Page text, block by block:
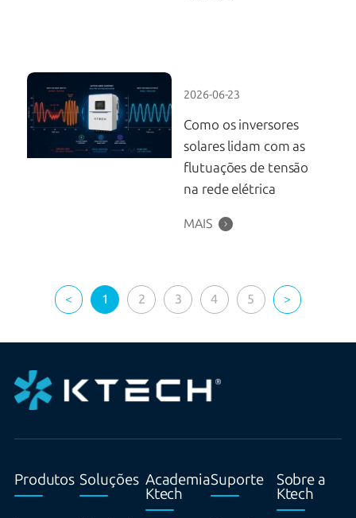
2026-06-23
Como os inversores
solares lidam com as
flutuações de tensão
na rede elétrica
MAIS
< 1 2 3 4 5 >
Produtos Soluções Academia
Ktech
Suporte Sobre a
Ktech